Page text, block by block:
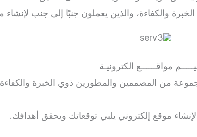
والكفاءة، والذين يعملون جنبًا إلى جنب لإنشاء
مواقــــــع الكترونيـة
من المصممين والمطورين ذوي الخبرة
موقع إلكتروني يلبي توقعاتك ويحقق أهدافك.